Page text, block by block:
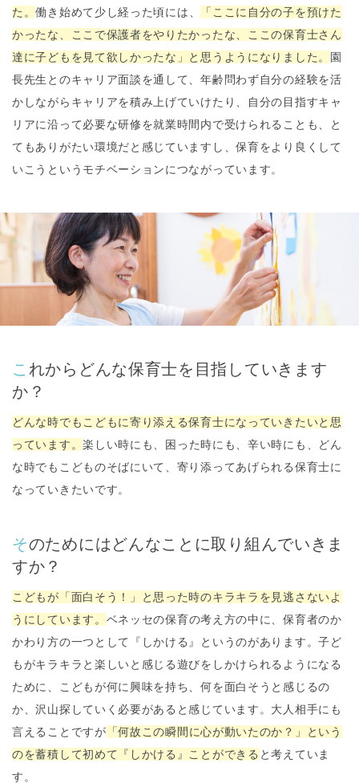
た。働き始めて少し経った頃には、
「ここに自分の子を預けた
かったな、ここで保護者をやりたかったな、ここの保育士さん
達に子どもを見て欲しかったな」と思うようになりました。
園
長先生とのキャリア面談を通して、年齢問わず自分の経験を活
かしながらキャリアを積み上げていけたり、自分の目指すキャ
リアに沿って必要な研修を就業時間内で受けられることも、と
てもありがたい環境だと感じていますし、保育をより良くして
いこうというモチベーションにつながっています。
これからどんな保育士を目指していきます
か？
どんな時でもこどもに寄り添える保育士になっていきたいと思
っています。楽しい時にも、困った時にも、辛い時にも、どん
な時でもこどものそばにいて、寄り添ってあげられる保育士に
なっていきたいです。
そのためにはどんなことに取り組んでいきま
すか？
こどもが「面白そう！」と思った時のキラキラを見逃さないよ
うにしています。 ベネッセの保育の考え方の中に、保育者のか
かわり方の一つとして『しかける』というのがあります。子ど
もがキラキラと楽しいと感じる遊びをしかけられるようになる
ために、こどもが何に興味を持ち、何を面白そうと感じるの
か、沢山探していく必要があると感じています。大人相手にも
言えることですが 「何故この瞬間に心が動いたのか？」という
のを蓄積して初めて『しかける』ことができる と考えていま
す。